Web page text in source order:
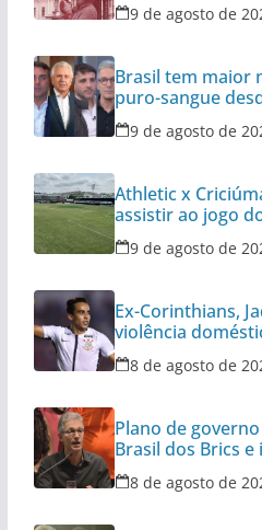
9 de agosto de
Brasil tem maior
puro-sangue
9 de agosto de
Athletic x
assistir ao jogo
9 de agosto de
Ex-Corinthians,
violência
8 de agosto de
Plano de
Brasil dos Brics e
8 de agosto de